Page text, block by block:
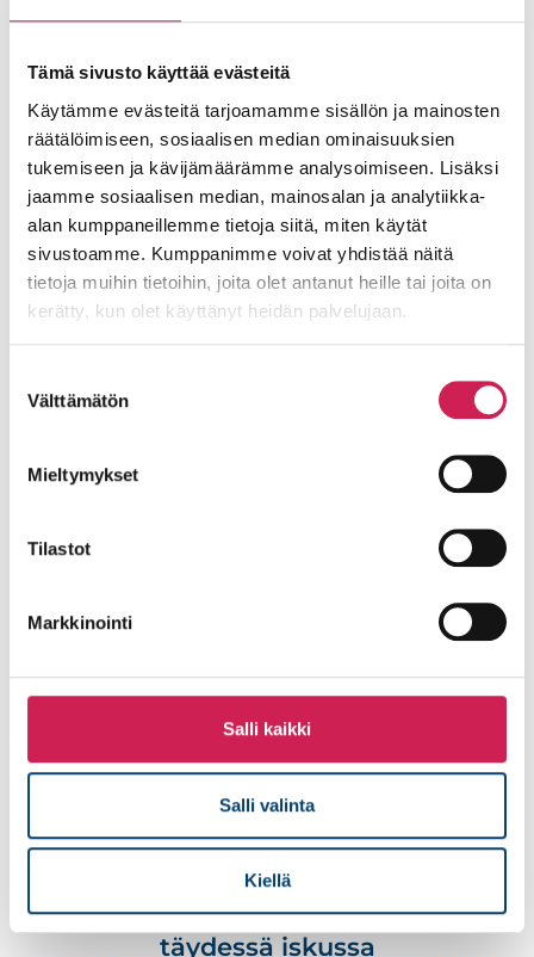
Tämä sivusto käyttää evästeitä
Käytämme evästeitä tarjoamamme sisällön ja mainosten
räätälöimiseen, sosiaalisen median ominaisuuksien
tukemiseen ja kävijämäärämme analysoimiseen. Lisäksi
jaamme sosiaalisen median, mainosalan ja analytiikka-
alan kumppaneillemme tietoja siitä, miten käytät
sivustoamme. Kumppanimme voivat yhdistää näitä
tietoja muihin tietoihin, joita olet antanut heille tai joita on
kerätty, kun olet käyttänyt heidän palvelujaan.
valinta
Välttämätön
Mieltymykset
Tilastot
Markkinointi
Salli kaikki
Salli valinta
Kiellä
Vuoden mittaisen koeponnistuksen jälkeen
Helsingin Kaupunginteatterin uusista ääni- ja
valojärjestelmistä on tullut luottotyökaluja,
joilla synnytetään entistä suurempia elämyksiä
Helsingin Kaupunginteatteri on
täydessä iskussa